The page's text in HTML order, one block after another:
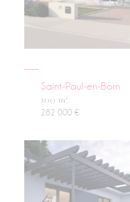
Saint-Paul-en-Born
500 m 2.
282 000 €